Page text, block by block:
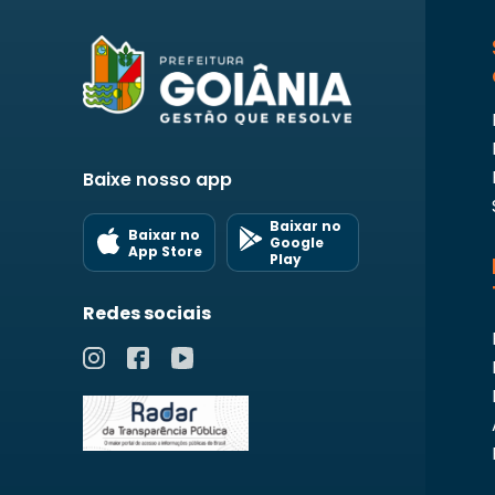
Baixe nosso app
Baixar no
App Store
Baixar no
Google
Play
Redes sociais